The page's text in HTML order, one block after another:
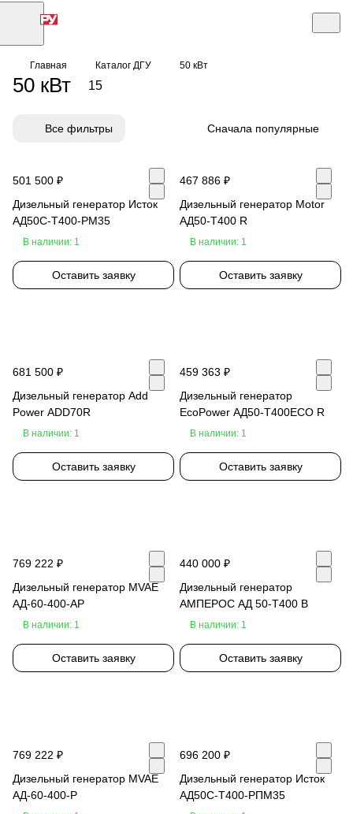
Главная Каталог ДГУ 50 кВт
50 кВт 15
Все фильтры Сначала популярные
501 500 ₽
Дизельный генератор Исток
АД50С-Т400-РМ35
В наличии: 1
Оставить заявку
467 886 ₽
Дизельный генератор Motor
АД50-T400 R
В наличии: 1
Оставить заявку
681 500 ₽
Дизельный генератор Add
Power ADD70R
В наличии: 1
Оставить заявку
459 363 ₽
Дизельный генератор
EcoPower АД50-T400ECO R
В наличии: 1
Оставить заявку
769 222 ₽
Дизельный генератор MVAE
АД-60-400-АР
В наличии: 1
Оставить заявку
440 000 ₽
Дизельный генератор
АМПЕРОС АД 50-Т400 B
В наличии: 1
Оставить заявку
769 222 ₽
Дизельный генератор MVAE
АД-60-400-Р
696 200 ₽
Дизельный генератор Исток
АД50С-Т400-РПМ35